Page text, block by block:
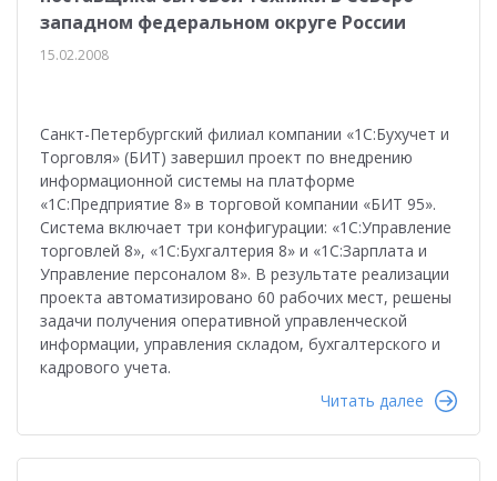
западном федеральном округе России
15.02.2008
Санкт-Петербургский филиал компании «1С:Бухучет и
Торговля» (БИТ) завершил проект по внедрению
информационной системы на платформе
«1С:Предприятие 8» в торговой компании «БИТ 95».
Система включает три конфигурации: «1С:Управление
торговлей 8», «1С:Бухгалтерия 8» и «1С:Зарплата и
Управление персоналом 8». В результате реализации
проекта автоматизировано 60 рабочих мест, решены
задачи получения оперативной управленческой
информации, управления складом, бухгалтерского и
кадрового учета.
Читать далее